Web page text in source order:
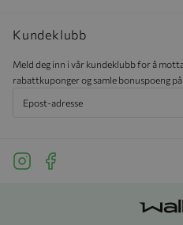
Kundeklubb
Meld deg inn i vår kundeklubb for å
rabattkuponger og samle bonuspoeng
See our Instagram
See our Facebook